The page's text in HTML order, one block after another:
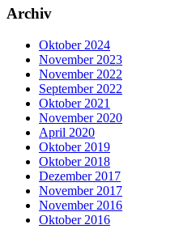
Archiv
Oktober 2024
November 2023
November 2022
September 2022
Oktober 2021
November 2020
April 2020
Oktober 2019
Oktober 2018
Dezember 2017
November 2017
November 2016
Oktober 2016